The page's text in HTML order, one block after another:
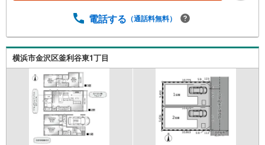
に実際かかる諸費用の概算も行っております。人生最大の
バイスをさせて頂きます。◆優遇金利にこだわる◆大きな
金額を長期間で返済する住宅ローンは優遇金利が0.1％変わ
るだけで、支払い総額に大きな変化が生じます。取引の多
い弊社は金融機関の特色、傾向、トレンドを熟知しており
ますので、お客様のニーズにあった金融機関をご紹介させ
て頂きます。
電話する （通話料無料）
横浜市金沢区釜利谷東1丁目